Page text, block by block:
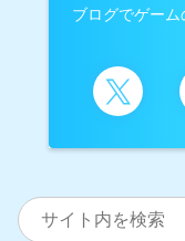
ブログでゲーム